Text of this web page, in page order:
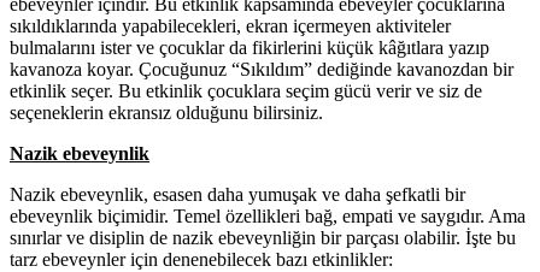
ebeveynler içindir. Bu etkinlik kapsamında ebeveyler çocuklarına
sıkıldıklarında yapabilecekleri, ekran içermeyen aktiviteler
bulmalarını ister ve çocuklar da fikirlerini küçük kâğıtlara yazıp
kavanoza koyar. Çocuğunuz “Sıkıldım” dediğinde kavanozdan bir
etkinlik seçer. Bu etkinlik çocuklara seçim gücü verir ve siz de
seçeneklerin ekransız olduğunu bilirsiniz.
Nazik ebeveynlik
Nazik ebeveynlik, esasen daha yumuşak ve daha şefkatli bir
ebeveynlik biçimidir. Temel özellikleri bağ, empati ve saygıdır. Ama
sınırlar ve disiplin de nazik ebeveynliğin bir parçası olabilir. İşte bu
tarz ebeveynler için denenebilecek bazı etkinlikler: